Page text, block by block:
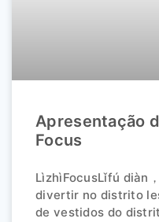
Apresentação
Focus
LìzhìFocusLǐfú diàn
divertir no distrito
de vestidos do